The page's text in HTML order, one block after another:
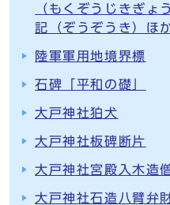
（もくぞうじきぎょ
記（ぞうぞうき）ほ
陸軍軍用地境界標
石碑「平和の礎」
大戸神社狛犬
大戸神社板碑断片
大戸神社宮殿入木造
大戸神社石造八臂弁